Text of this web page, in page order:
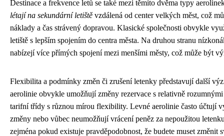
Destinace a frekvence letů se také mezi těmito dvěma typy
létají na sekundární letiště vzdálená od center velkých měst, což
náklady a čas strávený dopravou. Klasické společnosti obvykle
letiště s lepším spojením do centra města. Na druhou stranu
nabízejí více přímých spojení mezi menšími městy, což může být
Flexibilita a podmínky změn či zrušení letenky představují další
aerolinie obvykle umožňují změny rezervace s relativně
tarifní třídy s různou mírou flexibility. Levné aerolinie často účtují
změny nebo vůbec neumožňují vrácení peněz za nepoužitou
zejména pokud existuje pravděpodobnost, že budete muset změnit